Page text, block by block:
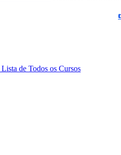
Lista de Todos os Cursos